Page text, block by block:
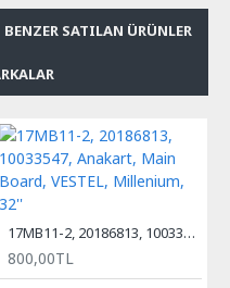
BENZER SATILAN ÜRÜNLER
17MB11-2, 20186813, 10033547, Anakart, Main Board, VESTEL, Millenium, 32''
800,00TL